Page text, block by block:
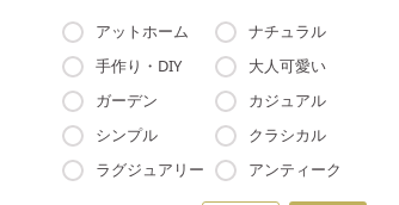
アットホーム
ナチュラル
手作り・DIY
大人可愛い
ガーデン
カジュアル
シンプル
クラシカル
ラグジュアリー
アンティーク